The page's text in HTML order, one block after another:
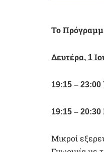
Το
Δευτέρα, 1
19:15 – 23:00
19:15 – 20:30
Μικροί